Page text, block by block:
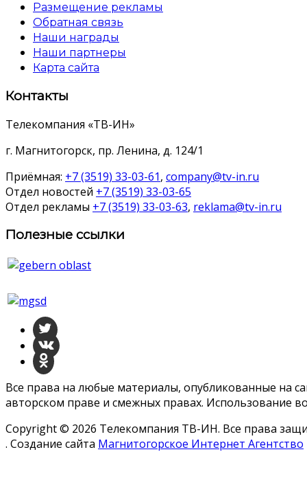
Размещение рекламы
Обратная связь
Наши награды
Наши партнеры
Карта сайта
Контакты
Телекомпания «ТВ-ИН»
г. Магнитогорск, пр. Ленина, д. 124/1
Приёмная: +7 (3519) 33-03-61, company@tv-in.ru
Отдел новостей +7 (3519) 33-03-65
Отдел рекламы +7 (3519) 33-03-63, reklama@tv-in.ru
Полезные ссылки
Все права на любые материалы, опубликованные на
авторском праве и смежных правах. Использование
Copyright © 2026 Телекомпания ТВ-ИН. Все права
. Создание сайта Магнитогорское Интернет Агентство